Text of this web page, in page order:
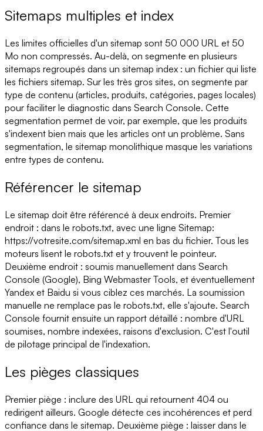
Sitemaps multiples et index
Les limites officielles d'un sitemap sont 50 000 URL et 50
Mo non compressés. Au-delà, on segmente en plusieurs
sitemaps regroupés dans un sitemap index : un fichier qui liste
les fichiers sitemap. Sur les très gros sites, on segmente par
type de contenu (articles, produits, catégories, pages locales)
pour faciliter le diagnostic dans Search Console. Cette
segmentation permet de voir, par exemple, que les produits
s'indexent bien mais que les articles ont un problème. Sans
segmentation, le sitemap monolithique masque les variations
entre types de contenu.
Référencer le sitemap
Le sitemap doit être référencé à deux endroits. Premier
endroit : dans le robots.txt, avec une ligne Sitemap:
https://votresite.com/sitemap.xml en bas du fichier. Tous les
moteurs lisent le robots.txt et y trouvent le pointeur.
Deuxième endroit : soumis manuellement dans Search
Console (Google), Bing Webmaster Tools, et éventuellement
Yandex et Baidu si vous ciblez ces marchés. La soumission
manuelle ne remplace pas le robots.txt, elle s'ajoute. Search
Console fournit ensuite un rapport détaillé : nombre d'URL
soumises, nombre indexées, raisons d'exclusion. C'est l'outil
de pilotage principal de l'indexation.
Les pièges classiques
Premier piège : inclure des URL qui retournent 404 ou
redirigent ailleurs. Google détecte ces incohérences et perd
confiance dans le sitemap. Deuxième piège : laisser dans le